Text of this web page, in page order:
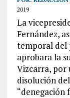
2019
La
Fernández,
temporal del
aprobara la
Vizcarra, por
disolución
“denegación